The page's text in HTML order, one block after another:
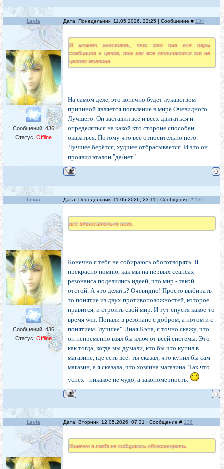
Levia Дата: Понедельник, 11.05.2026, 22:25 | Сообщение # 134
Сообщений: 436
Статус: Offline
И может хвастать, что это она все пары
соединила в целое, так как все отличаются от не
целого эталона.
На самом деле, это конечно будет лукавством -
причиной является появление в мире Очевидного
Лучшего. Он заставил всё и всех двигаться и
определяться на какой кто стороне способен
оказаться. Потому что всё относительно него.
Лучшее берётся, худшее отбрасывается. И это он
проявил эталон "да/нет".
Levia Дата: Понедельник, 11.05.2026, 23:11 | Сообщение # 135
Сообщений: 436
Статус: Offline
всё относительно него.
Конечно я тебя не собираюсь обоготворять. Я
прекрасно помню, как мы на первых сеансах
резонанса поделились идеей, что мир - такой
отстой. А что делать? Очевидно! Просто выбирать
то понятие из двух противоположностей, которое
нравится, и строить свой мир. И тут спустя какое-то
время win. Попали в резонанс с добром, а потом и с
понятием "лучшее". Зная Кэпа, я точно скажу, что
он непременно взял бы ключ от всей системы. Это
как тогда, когда мы думали, кто бы что купил в
магазине, где есть всё: ты сказал, что купил бы сам
магазин, а я сказала, что хозяина магазина. Так что
успех - никакое не чудо, а закономерность.
Levia Дата: Вторник, 12.05.2026, 07:31 | Сообщение # 136
Конечно я тебя не собираюсь обоготворять.